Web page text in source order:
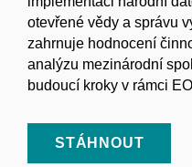
otevřené vědy a správu
zahrnuje hodnocení
analýzu mezinárodní
budoucí kroky v rámci
STÁHNOUT